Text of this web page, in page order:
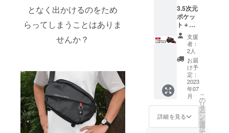
となく出かけるのをため
らってしまうことはありま
せんか？
私たちの事
業内容は多
岐にわたり
ます。LED照
明器具の開
発販売や各
種コンサル
タント業務
力事業で
ありま
す。濡
れた場
合は速
やかに
乾燥さ
せてく
ださ
い。 鋭
利な物
のを
バッグ
に入れ
ると、
Oxford
Cloth
・使
用上の
注意事
項 使用
上の注
意事
項：
バッグ
は防水
素材で
作られ
ていま
3.5次元
ポケッ
ト＋
ショル
ダーポ
ケット
・早早
割
15,033
・サ
イズ/重
34cm x
60 cm x
26 cm
1.1KG
支援
者：
2人
お届
け予
定：
2023
年07
月
詳細を見る
こ
の
リ
タ
ー
ン
を
選
択